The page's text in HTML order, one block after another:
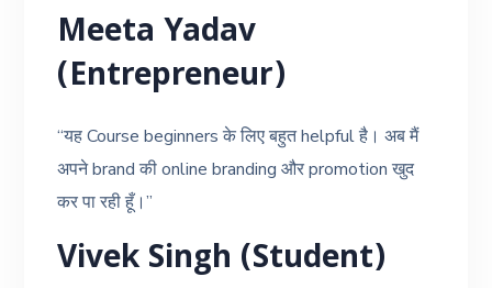
Meeta Yadav
(Entrepreneur)
“यह Course beginners के लिए बहुत helpful है। अब मैं
अपने brand की online branding और promotion खुद
कर पा रही हूँ।”
Vivek Singh (Student)